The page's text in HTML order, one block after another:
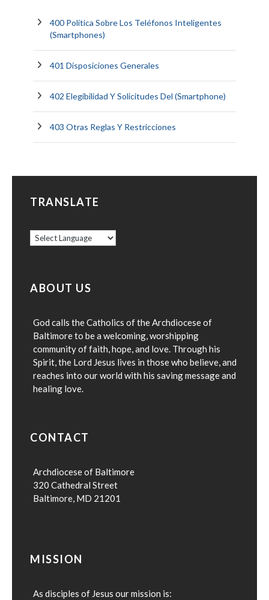
400 Política Sobre Los Teléfonos Inteligentes
(Smartphones)
401 Disposiciones Generales
402 Elegibilidad Y Solicitudes Del (Smartphone)
403 Otras Reglas Y Restricciones
TRANSLATE
ABOUT US
God calls the Catholics of the Archdiocese of
Baltimore to be a welcoming, worshipping
community of faith, hope, and love. Through his
Spirit, the Lord Jesus lives in those who believe, and
reaches into our world with his saving message and
healing love.
CONTACT
Archdiocese of Baltimore
320 Cathedral Street
Baltimore, MD 21201
MISSION
As disciples of Jesus our mission is: